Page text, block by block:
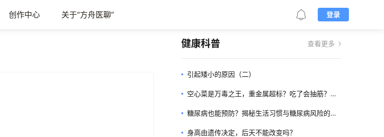
创作中心 关于“方舟医聊” 登录
健康科普 查看更多
引起矮小的原因（二）
空心菜是万毒之王，重金属超标？吃了会抽筋？告
诉你真相
糖尿病也能预防？揭秘生活习惯与糖尿病风险的关
系！
身高由遗传决定，后天不能改变吗？